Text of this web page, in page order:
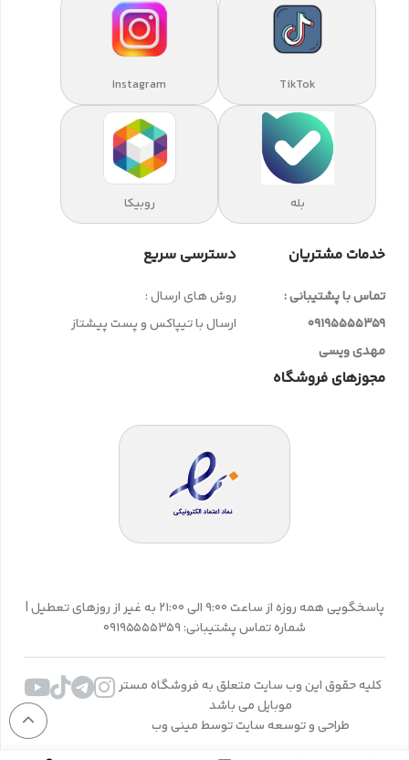
TikTok
Instagram
بله روبیکا
خدمات مشتریان
تماس با پشتیبانی :
09195555359
مهدی ویسی
دسترسی سریع
روش های ارسال :
ارسال با تیپاکس و پست پیشتاز
مجوزهای فروشگاه
پاسخگویی همه روزه از ساعت 9:00 الی 21:00 به غیر از روزهای تعطیل |
شماره تماس پشتیبانی: 09195555359
کلیه حقوق این وب سایت متعلق به فروشگاه مستر
موبایل می باشد
طراحی و توسعه سایت توسط مینی وب